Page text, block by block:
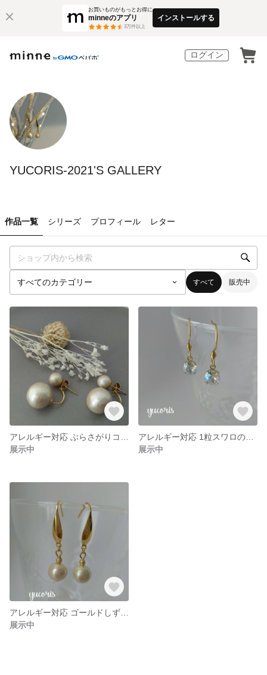
お買いものがもっとお得に
minneのアプリ
3万件以上
インストールする
ログイン
YUCORIS-2021'S GALLERY
作品一覧 シリーズ プロフィール レター
すべて 販売中
展示中
展示中
展示中